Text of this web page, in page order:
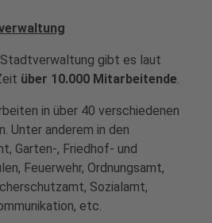
gibt es laut
über 10.000 Mitarbeitende.
in über 40 verschiedenen
Unter anderem in den
Garten-, Friedhof- und
Feuerwehr, Ordnungsamt,
Sozialamt,
etc.